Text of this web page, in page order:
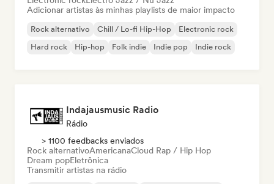
Adicionar artistas às minhas playlists de maior impacto
Rock alternativo Chill / Lo-fi Hip-Hop
Electronic rock
Hard rock
Hip-hop Folk indie Indie pop Indie rock
Indajausmusic Radio
Rádio
> 1100 feedbacks enviados
Rock alternativoAmericanaCloud Rap / Hip Hop
Dream popEletrônica
Transmitir artistas na rádio